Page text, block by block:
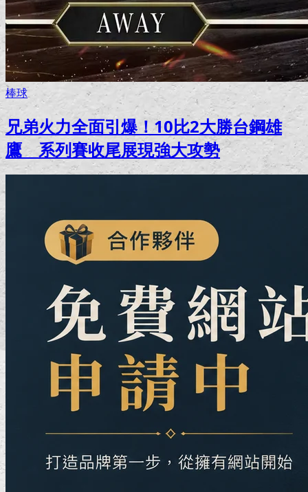
棒球
兄弟火力全面引爆！10比2大勝台鋼雄
鷹 系列賽收尾展現強大攻勢